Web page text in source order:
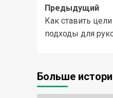
записи
Предыдущий
Как ставить
подходы для
Больше